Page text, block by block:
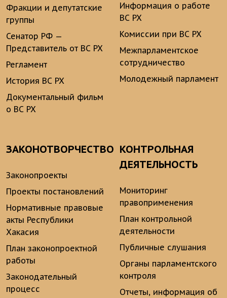
Фракции и депутатские
группы
Сенатор РФ —
Представитель от ВС РХ
Регламент
История ВС РХ
Документальный фильм
о ВС РХ
Информация о работе
ВС РХ
Комиссии при ВС РХ
Межпарламентское
сотрудничество
Молодежный парламент
ЗАКОНОТВОРЧЕСТВО
Законопроекты
Проекты постановлений
Нормативные правовые
акты Республики
Хакасия
План законопроектной
работы
Законодательный
процесс
КОНТРОЛЬНАЯ
ДЕЯТЕЛЬНОСТЬ
Мониторинг
правоприменения
План контрольной
деятельности
Публичные слушания
Органы парламентского
контроля
Отчеты, информация об